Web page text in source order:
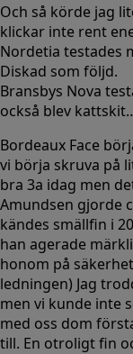
Och så körde jag
klickar inte rent
Nordetia testades
Diskad som följd.
Bransbys Nova
också blev
Bordeaux Face
vi börja skruva på
bra 3a idag men
Amundsen gjorde
kändes smällfin i
han agerade
honom på
ledningen) Jag
men vi kunde inte
med oss dom
till. En otroligt fin